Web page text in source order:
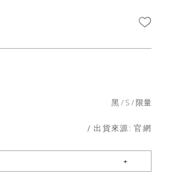
黑 S 限量
/ 出貨來源:官網